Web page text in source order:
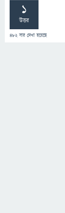
1
উত্তর
482 বার দেখা হয়েছে